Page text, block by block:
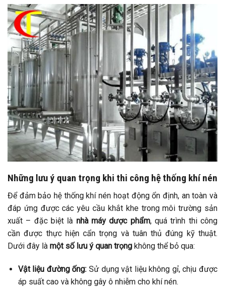
Những lưu ý quan trọng khi thi công hệ thống khí nén
Để đảm bảo hệ thống khí nén hoạt động ổn định, an toàn và
đáp ứng được các yêu cầu khắt khe trong môi trường sản
xuất – đặc biệt là nhà máy dược phẩm, quá trình thi công
cần được thực hiện cẩn trọng và tuân thủ đúng kỹ thuật.
Dưới đây là một số lưu ý quan trọng không thể bỏ qua:
Vật liệu đường ống: Sử dụng vật liệu không gỉ, chịu được
áp suất cao và không gây ô nhiễm cho khí nén. ​